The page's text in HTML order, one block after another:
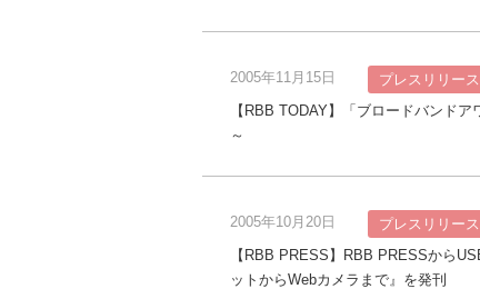
2005年11月15日
プレスリリース
【RBB TODAY】「ブロードバンド
～
2005年10月20日
プレスリリース
【RBB PRESS】RBB PRESSから
ットからWebカメラまで』を発刊